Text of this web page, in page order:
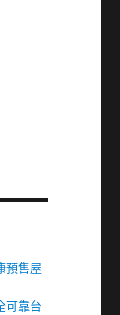
預售屋
可靠台